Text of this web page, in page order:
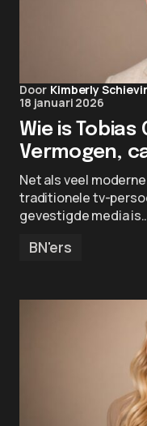
Door Kimberly
18 januari 2026
Wie is Tobias
Vermogen,
Net als veel
traditionele tv-
gevestigde media
BN'ers